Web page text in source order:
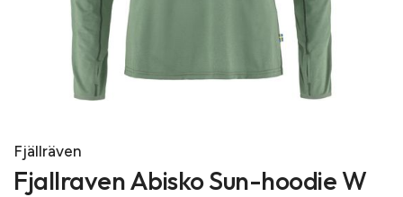
Fjällräven
Fjallraven Abisko Sun-hoodie W